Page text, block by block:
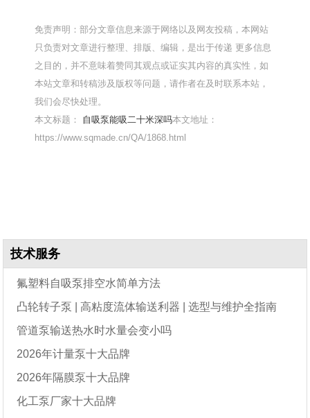
免责声明：部分文章信息来源于网络以及网友投稿，本网站
只负责对文章进行整理、排版、编辑，是出于传递 更多信息
之目的，并不意味着赞同其观点或证实其内容的真实性，如
本站文章和转稿涉及版权等问题，请作者在及时联系本站，
我们会尽快处理。
本文标题： 自吸泵能吸二十米深吗本文地址：
https://www.sqmade.cn/QA/1868.html
技术服务
氟塑料自吸泵排空水简单方法
凸轮转子泵 | 高粘度流体输送利器 | 选型与维护全指南
管道泵输送热水时水量会变小吗
2026年计量泵十大品牌
2026年隔膜泵十大品牌
化工泵厂家十大品牌